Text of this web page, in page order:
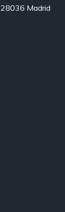
28036 Madrid